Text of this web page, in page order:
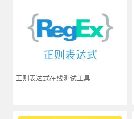
正则表达式在线测试工具